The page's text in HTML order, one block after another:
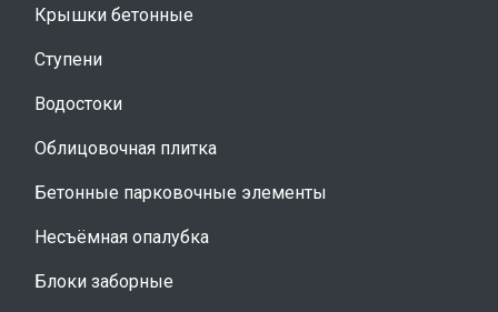
Крышки бетонные
Ступени
Водостоки
Облицовочная плитка
Бетонные парковочные элементы
Несъёмная опалубка
Блоки заборные